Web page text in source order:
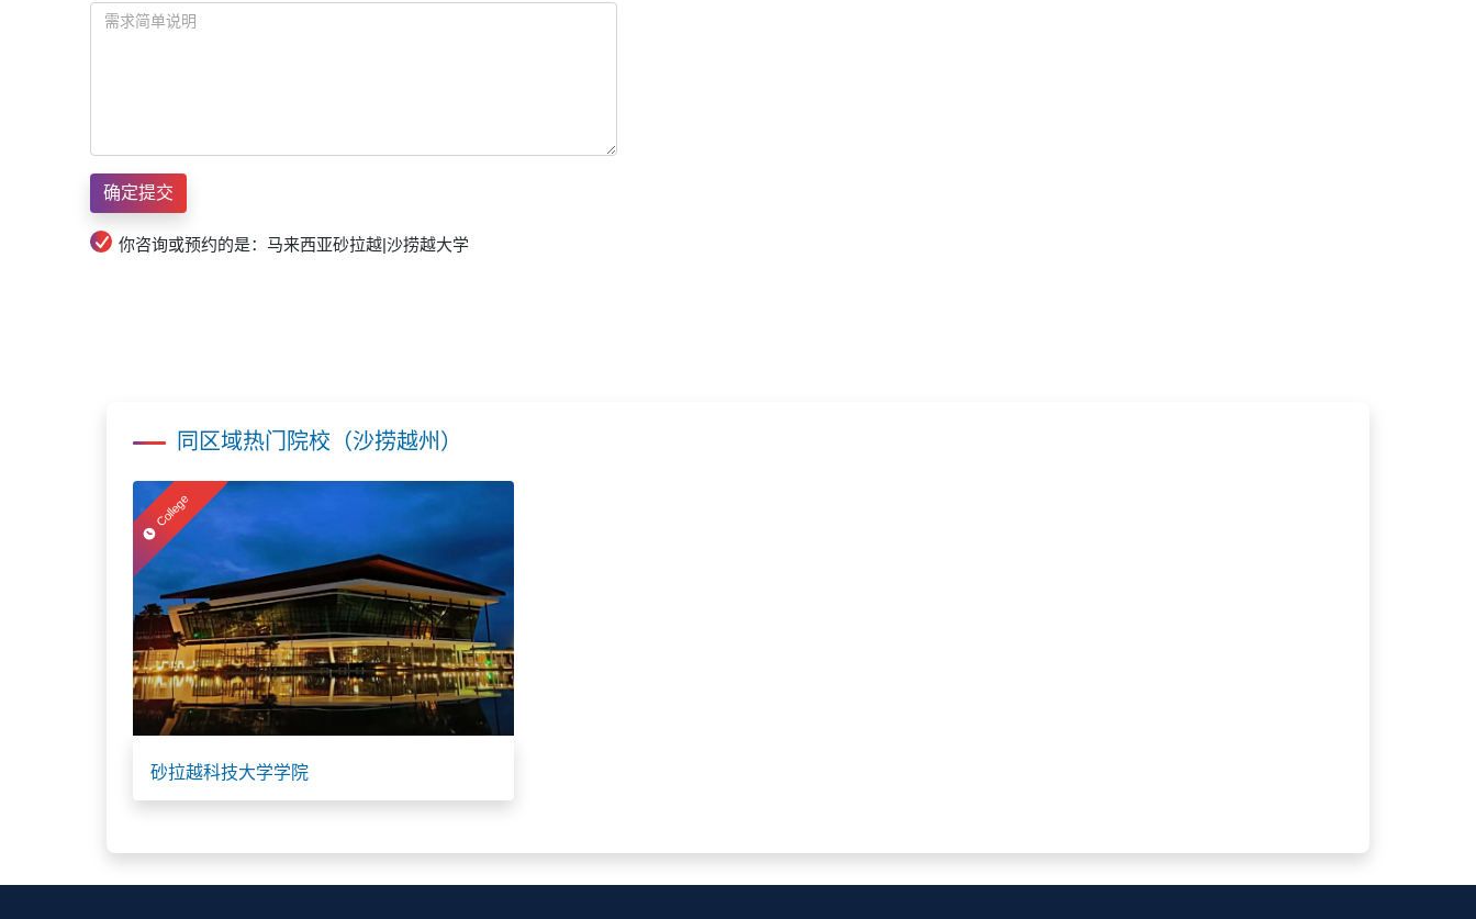
你咨询或预约的是：马来西亚砂拉越|沙捞越大学
同区域热门院校（沙捞越州）
College
砂拉越科技大学学院